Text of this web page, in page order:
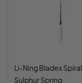
Li-Ning Bladex Spiral
Sulphur Spring